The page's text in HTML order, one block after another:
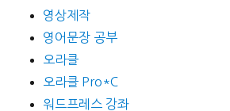
영상제작
영어문장 공부
오라클
오라클 Pro*C
워드프레스 강좌